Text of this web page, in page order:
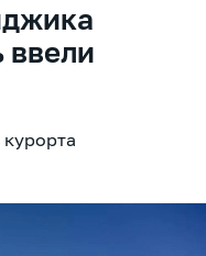
ввели
курорта